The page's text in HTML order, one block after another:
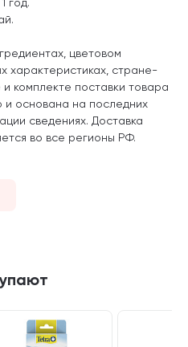
цветовом
характеристиках, стране-
комплекте поставки товара
и основана на последних
сведениях. Доставка
во все регионы РФ.